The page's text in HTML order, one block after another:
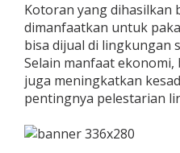
Kotoran yang dihasilkan
dimanfaatkan untuk
bisa dijual di lingkungan
Selain manfaat
juga meningkatkan
pentingnya pelestarian